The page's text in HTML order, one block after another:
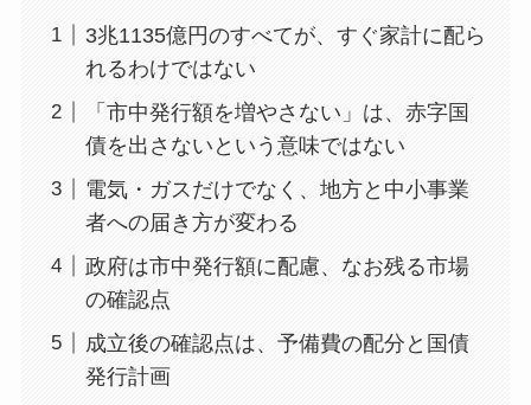
3兆1135億円のすべてが、すぐ家計に配ら
れるわけではない
「市中発行額を増やさない」は、赤字国
債を出さないという意味ではない
電気・ガスだけでなく、地方と中小事業
者への届き方が変わる
政府は市中発行額に配慮、なお残る市場
の確認点
成立後の確認点は、予備費の配分と国債
発行計画